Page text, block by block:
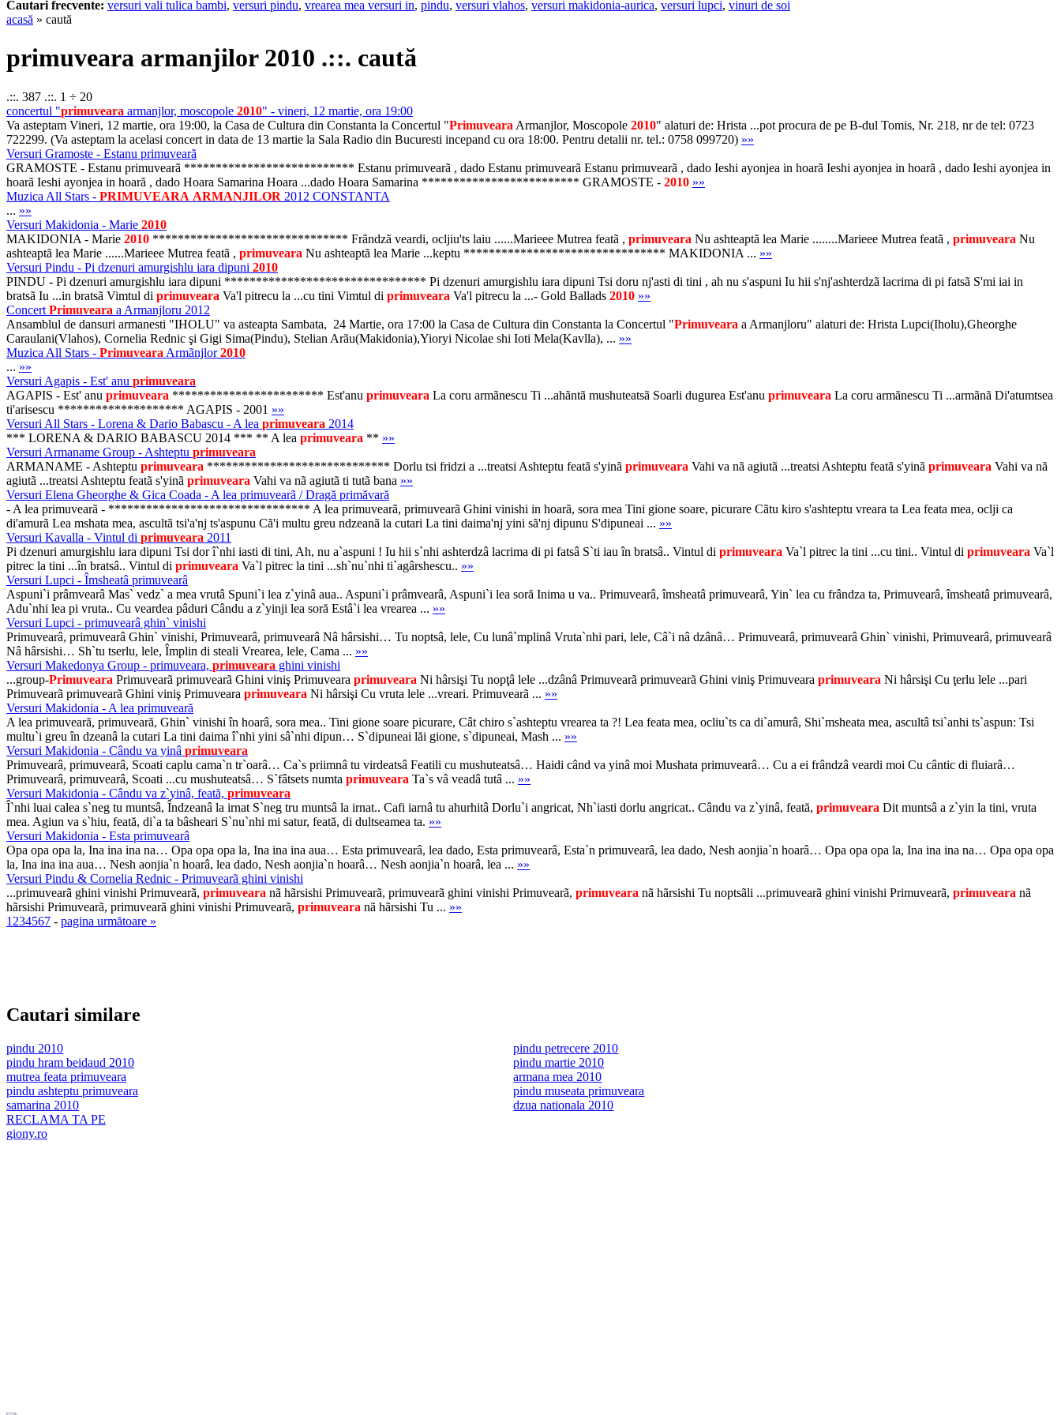
Cautari frecvente: versuri vali tulica bambi, versuri pindu, vrearea mea versuri in, pindu, versuri vlahos, versuri makidonia-aurica, versuri lupci, vinuri de soi
acasă » caută
primuveara armanjilor 2010 .::. caută
.::. 387 .::. 1 ÷ 20
concertul "primuveara armanjlor, moscopole 2010" - vineri, 12 martie, ora 19:00
Va asteptam Vineri, 12 martie, ora 19:00, la Casa de Cultura din Constanta la Concertul "Primuveara Armanjlor, Moscopole 2010" alaturi de: Hrista ...pot procura de pe B-dul Tomis, Nr. 218, nr de tel: 0723
722299. (Va asteptam la acelasi concert in data de 13 martie la Sala Radio din Bucuresti incepand cu ora 18:00. Pentru detalii nr. tel.: 0758 099720) »»
Versuri Gramoste - Estanu primuvearã
GRAMOSTE - Estanu primuvearã *************************** Estanu primuvearã , dado Estanu primuvearã Estanu primuvearã , dado Ieshi ayonjea in hoarã Ieshi ayonjea in hoarã , dado Ieshi ayonjea in
hoarã Ieshi ayonjea in hoarã , dado Hoara Samarina Hoara ...dado Hoara Samarina ************************* GRAMOSTE - 2010 »»
Muzica All Stars - PRIMUVEARA ARMANJILOR 2012 CONSTANTA
... »»
Versuri Makidonia - Marie 2010
MAKIDONIA - Marie 2010 ******************************* Frãndzã veardi, ocljiu'ts laiu ......Marieee Mutrea featã , primuveara Nu ashteaptã lea Marie ........Marieee Mutrea featã , primuveara Nu
ashteaptã lea Marie ......Marieee Mutrea featã , primuveara Nu ashteaptã lea Marie ...keptu ******************************** MAKIDONIA ... »»
Versuri Pindu - Pi dzenuri amurgishlu iara dipuni 2010
PINDU - Pi dzenuri amurgishlu iara dipuni ******************************** Pi dzenuri amurgishlu iara dipuni Tsi doru nj'asti di tini , ah nu s'aspuni Iu hii s'nj'ashterdzã lacrima di pi fatsã S'mi iai in
bratsã Iu ...in bratsã Vimtul di primuveara Va'l pitrecu la ...cu tini Vimtul di primuveara Va'l pitrecu la ...- Gold Ballads 2010 »»
Concert Primuveara a Armanjloru 2012
Ansamblul de dansuri armanesti "IHOLU" va asteapta Sambata, 24 Martie, ora 17:00 la Casa de Cultura din Constanta la Concertul "Primuveara a Armanjloru" alaturi de: Hrista Lupci(Iholu),Gheorghe
Caraulani(Vlahos), Cornelia Rednic şi Gigi Sima(Pindu), Stelian Arãu(Makidonia),Yioryi Nicolae shi Ioti Mela(Kavlla), ... »»
Muzica All Stars - Primuveara Armãnjlor2010
... »»
Versuri Agapis - Est' anu primuveara
AGAPIS - Est' anu primuveara ************************ Est'anu primuveara La coru armãnescu Ti ...ahãntã mushuteatsã Soarli dugurea Est'anu primuveara La coru armãnescu Ti ...armãnã Di'atumtsea
ti'arisescu ******************** AGAPIS - 2001 »»
Versuri All Stars - Lorena & Dario Babascu - A lea primuveara 2014
*** LORENA & DARIO BABASCU 2014 *** ** A lea primuveara ** »»
Versuri Armaname Group - Ashteptu primuveara
ARMANAME - Ashteptu primuveara ***************************** Dorlu tsi fridzi a ...treatsi Ashteptu featã s'yinã primuveara Vahi va nã agiutã ...treatsi Ashteptu featã s'yinã primuveara Vahi va nã
agiutã ...treatsi Ashteptu featã s'yinã primuveara Vahi va nã agiutã ti tutã bana »»
Versuri Elena Gheorghe & Gica Coada - A lea primuvearã / Dragă primăvară
- A lea primuvearã - ******************************** A lea primuvearã, primuvearã Ghini vinishi in hoarã, sora mea Tini gione soare, picurare Cãtu kiro s'ashteptu vreara ta Lea feata mea, oclji ca
di'amurã Lea mshata mea, ascultã tsi'a'nj ts'aspunu Cã'i multu greu ndzeanã la cutari La tini daima'nj yini sã'nj dipunu S'dipuneai ... »»
Versuri Kavalla - Vintul di primuveara 2011
Pi dzenuri amurgishlu iara dipuni Tsi dor î`nhi iasti di tini, Ah, nu a`aspuni ! Iu hii s`nhi ashterdzâ lacrima di pi fatsâ S`ti iau în bratsâ.. Vintul di primuveara Va`l pitrec la tini ...cu tini.. Vintul di primuveara Va`l
pitrec la tini ...în bratsâ.. Vintul di primuveara Va`l pitrec la tini ...sh`nu`nhi ti`agârshescu.. »»
Versuri Lupci - Îmsheatâ primuvearâ
Aspuni`i prâmvearâ Mas` vedz` a mea vrutâ Spuni`i lea z`yinâ aua.. Aspuni`i prâmvearâ, Aspuni`i lea soră Inima u va.. Primuvearâ, îmsheatâ primuvearâ, Yin` lea cu frândza ta, Primuvearâ, îmsheatâ primuvearâ,
Adu`nhi lea pi vruta.. Cu veardea pâduri Cându a z`yinji lea soră Estâ`i lea vrearea ... »»
Versuri Lupci - primuvearâ ghin` vinishi
Primuvearâ, primuvearâ Ghin` vinishi, Primuvearâ, primuvearâ Nâ hârsishi… Tu noptsâ, lele, Cu lunâ`mplinâ Vruta`nhi pari, lele, Câ`i nâ dzânâ… Primuvearâ, primuvearâ Ghin` vinishi, Primuvearâ, primuvearâ
Nâ hârsishi… Sh`tu tserlu, lele, Împlin di steali Vrearea, lele, Cama ... »»
Versuri Makedonya Group - primuveara, primuveara ghini vinishi
...group-Primuveara Primuvearã primuvearã Ghini viniş Primuveara primuveara Ni hârsişi Tu nopţâ lele ...dzânâ Primuvearã primuvearã Ghini viniş Primuveara primuveara Ni hârsişi Cu ţerlu lele ...pari
Primuvearã primuvearã Ghini viniş Primuveara primuveara Ni hârsişi Cu vruta lele ...vreari. Primuvearã ... »»
Versuri Makidonia - A lea primuveară
A lea primuveară, primuveară, Ghin` vinishi în hoarâ, sora mea.. Tini gione soare picurare, Cât chiro s`ashteptu vrearea ta ?! Lea feata mea, ocliu`ts ca di`amurâ, Shi`msheata mea, ascultâ tsi`anhi ts`aspun: Tsi
multu`i greu în dzeanâ la cutari La tini daima î`nhi yini sâ`nhi dipun… S`dipuneai lăi gione, s`dipuneai, Mash ... »»
Versuri Makidonia - Cându va yinâ primuveara
Primuvearâ, primuvearâ, Scoati caplu cama`n tr`oarâ… Ca`s priimnâ tu virdeatsâ Featili cu mushuteatsâ… Haidi când va yinâ moi Mushata primuvearâ… Cu a ei frândzâ veardi moi Cu cântic di fluiarâ…
Primuvearâ, primuvearâ, Scoati ...cu mushuteatsâ… S`fâtsets numta primuveara Ta`s vâ veadâ tutâ ... »»
Versuri Makidonia - Cându va z`yinâ, feată, primuveara
Î`nhi luai calea s`neg tu muntsâ, Îndzeanâ la irnat S`neg tru muntsâ la irnat.. Cafi iarnâ tu ahurhitâ Dorlu`i angricat, Nh`iasti dorlu angricat.. Cându va z`yinâ, feată, primuveara Dit muntsâ a z`yin la tini, vruta
mea. Agiun va s`hiu, feată, di`a ta bâsheari S`nu`nhi mi satur, feată, di dultseamea ta. »»
Versuri Makidonia - Esta primuvearâ
Opa opa opa la, Ina ina ina na… Opa opa opa la, Ina ina ina aua… Esta primuvearâ, lea dado, Esta primuvearâ, Esta`n primuvearâ, lea dado, Nesh aonjia`n hoarâ… Opa opa opa la, Ina ina ina na… Opa opa opa
la, Ina ina ina aua… Nesh aonjia`n hoarâ, lea dado, Nesh aonjia`n hoarâ… Nesh aonjia`n hoarâ, lea ... »»
Versuri Pindu & Cornelia Rednic - Primuvearã ghini vinishi
...primuvearã ghini vinishi Primuvearã, primuveara nã hãrsishi Primuvearã, primuvearã ghini vinishi Primuvearã, primuveara nã hãrsishi Tu noptsãli ...primuvearã ghini vinishi Primuvearã, primuveara nã
hãrsishi Primuvearã, primuvearã ghini vinishi Primuvearã, primuveara nã hãrsishi Tu ... »»
1 234567 - pagina următoare »
Cautari similare
pindu 2010
pindu petrecere 2010
pindu hram beidaud 2010
pindu martie 2010
mutrea feata primuveara
armana mea 2010
pindu ashteptu primuveara
pindu museata primuveara
samarina 2010
dzua nationala 2010
RECLAMA TA PE
giony.ro